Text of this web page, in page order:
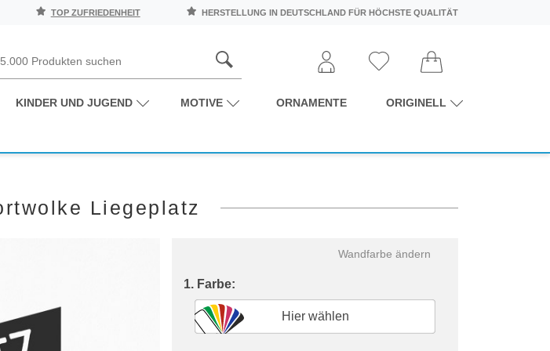
TOP ZUFRIEDENHEIT HERSTELLUNG IN DEUTSCHLAND FÜR HÖCHSTE QUALITÄT
KINDER UND JUGEND MOTIVE ORNAMENTE ORIGINELL
Liegeplatz
Wandfarbe ändern
1. Farbe:
Hier wählen